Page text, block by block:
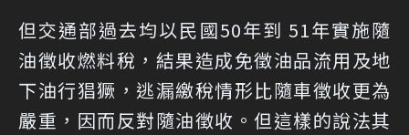
但交通部過去均以民國50年到 51年實施隨
油徵收燃料稅，結果造成免徵油品流用及地
下油行猖獗，逃漏繳稅情形比隨車徵收更為
嚴重，因而反對隨油徵收。但這樣的說法其